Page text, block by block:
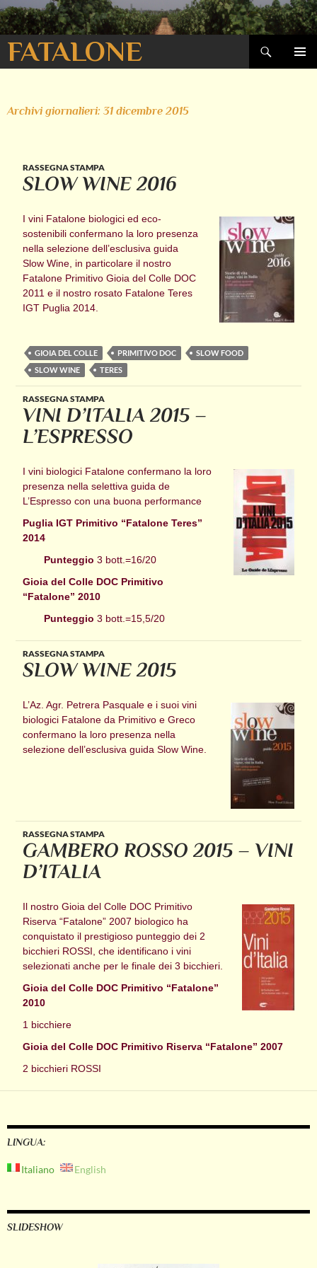
FATALONE
Cerca
VAI
Archivi giornalieri: 31 dicembre 2015
RASSEGNA STAMPA
SLOW WINE 2016
I vini Fatalone biologici ed eco-
sostenibili confermano la loro presenza
nella selezione dell’esclusiva guida
Slow Wine, in particolare il nostro
Fatalone Primitivo Gioia del Colle DOC
2011 e il nostro rosato Fatalone Teres
IGT Puglia 2014.
GIOIA DEL COLLE PRIMITIVO DOC
SLOW FOOD
SLOW WINE
TERES
RASSEGNA STAMPA
VINI D’ITALIA 2015 –
L’ESPRESSO
I vini biologici Fatalone confermano la loro
presenza nella selettiva guida de
L’Espresso con una buona performance
Puglia IGT Primitivo “Fatalone Teres”
2014
Punteggio 3 bott.=16/20
Gioia del Colle DOC Primitivo
“Fatalone” 2010
Punteggio 3 bott.=15,5/20
RASSEGNA STAMPA
SLOW WINE 2015
L’Az. Agr. Petrera Pasquale e i suoi vini
biologici Fatalone da Primitivo e Greco
confermano la loro presenza nella
selezione dell’esclusiva guida Slow Wine.
RASSEGNA STAMPA
GAMBERO ROSSO 2015 – VINI
D’ITALIA
Il nostro Gioia del Colle DOC Primitivo
Riserva “Fatalone” 2007 biologico ha
conquistato il prestigioso punteggio dei 2
bicchieri ROSSI, che identificano i vini
selezionati anche per le finale dei 3 bicchieri.
Gioia del Colle DOC Primitivo “Fatalone”
2010
1 bicchiere
Gioia del Colle DOC Primitivo Riserva “Fatalone” 2007
2 bicchieri ROSSI
LINGUA:
Italiano English
SLIDESHOW